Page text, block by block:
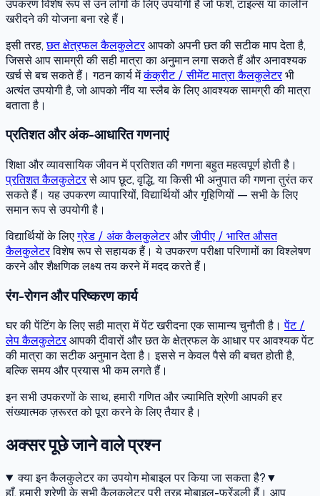
उपकरण विशेष रूप से उन लोगों के लिए उपयोगी है जो फर्श, टाइल्स या कालीन
खरीदने की योजना बना रहे हैं।
इसी तरह,छत क्षेत्रफल कैलकुलेटरआपको अपनी छत की सटीक माप देता है,
जिससे आप सामग्री की सही मात्रा का अनुमान लगा सकते हैं और अनावश्यक
खर्च से बच सकते हैं। गठन कार्य मेंकंक्रीट / सीमेंट मात्रा कैलकुलेटरभी
अत्यंत उपयोगी है, जो आपको नींव या स्लैब के लिए आवश्यक सामग्री की मात्रा
बताता है।
प्रतिशत और अंक-आधारित गणनाएं
शिक्षा और व्यावसायिक जीवन में प्रतिशत की गणना बहुत महत्वपूर्ण होती है।
प्रतिशत कैलकुलेटरसे आप छूट, वृद्धि, या किसी भी अनुपात की गणना तुरंत कर
सकते हैं। यह उपकरण व्यापारियों, विद्यार्थियों और गृहिणियों — सभी के लिए
समान रूप से उपयोगी है।
विद्यार्थियों के लिएग्रेड / अंक कैलकुलेटरऔरजीपीए / भारित औसत
कैलकुलेटरविशेष रूप से सहायक हैं। ये उपकरण परीक्षा परिणामों का विश्लेषण
करने और शैक्षणिक लक्ष्य तय करने में मदद करते हैं।
रंग-रोगन और परिष्करण कार्य
घर की पेंटिंग के लिए सही मात्रा में पेंट खरीदना एक सामान्य चुनौती है।पेंट /
लेप कैलकुलेटरआपकी दीवारों और छत के क्षेत्रफल के आधार पर आवश्यक पेंट
की मात्रा का सटीक अनुमान देता है। इससे न केवल पैसे की बचत होती है,
बल्कि समय और प्रयास भी कम लगते हैं।
इन सभी उपकरणों के साथ, हमारी गणित और ज्यामिति श्रेणी आपकी हर
संख्यात्मक ज़रूरत को पूरा करने के लिए तैयार है।
अक्सर पूछे जाने वाले प्रश्न
क्या इन कैलकुलेटर का उपयोग मोबाइल पर किया जा सकता है?▼
हाँ, हमारी श्रेणी के सभी कैलकुलेटर पूरी तरह मोबाइल-फ्रेंडली हैं। आप